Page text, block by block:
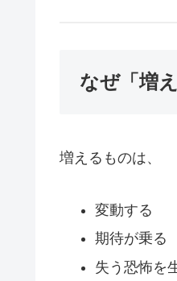
なぜ「増
増えるものは、
変動する
期待が乗る
失う恐怖を